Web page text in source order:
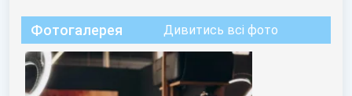
Фотогалерея Дивитись всі фото